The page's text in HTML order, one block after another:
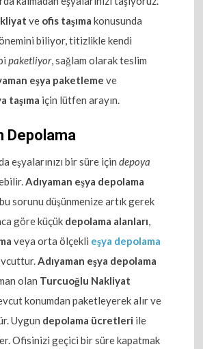
ve ofis taşıma konusunda
biliyor, titizlikle kendi
paketliyor, sağlam olarak teslim
eşya paketleme ve
taşıma için lütfen arayın.
Depolama
eşyalarınızı bir süre içindepoya
Adıyaman eşya depolama
sorunu düşünmenize artık gerek
göre küçük depolama alanları,
veya orta ölçekli eşya depolama
Adıyaman eşya depolama
olan Turcuoğlu Nakliyat
konumdan paketleyerek alır ve
Uygun depolama ücretleri ile
Ofisinizi geçici bir süre kapatmak